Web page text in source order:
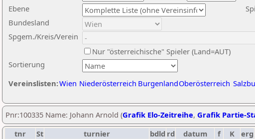
Ebene
Sortierung
Bundesland
Spgem./Kreis/Verein
Nur "österreichische" Spieler (Land=AUT)
Vereinslisten:Wien Niederösterreich BurgenlandOberösterreich
Pnr:100335 Name: Johann Arnold (Grafik Elo-Zeitreihe, Grafik Partie-
tnr
St turnier bdld rd datum f K erg